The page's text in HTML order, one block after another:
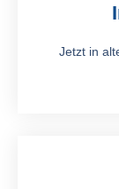
Jetzt in